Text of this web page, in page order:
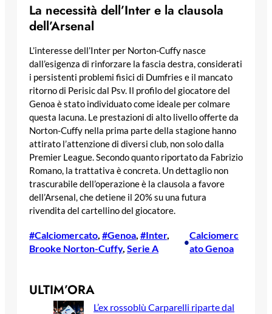
La necessità dell’Inter e la clausola
dell’Arsenal
L’interesse dell’Inter per Norton-Cuffy nasce
dall’esigenza di rinforzare la fascia destra, considerati
i persistenti problemi fisici di Dumfries e il mancato
ritorno di Perisic dal Psv. Il profilo del giocatore del
Genoa è stato individuato come ideale per colmare
questa lacuna. Le prestazioni di alto livello offerte da
Norton-Cuffy nella prima parte della stagione hanno
attirato l’attenzione di diversi club, non solo dalla
Premier League. Secondo quanto riportato da Fabrizio
Romano, la trattativa è concreta. Un dettaglio non
trascurabile dell’operazione è la clausola a favore
dell’Arsenal, che detiene il 20% su una futura
rivendita del cartellino del giocatore.
#Calciomercato, #Genoa, #Inter
Brooke Norton-Cuffy, Serie A
•
Calciomerc
ato Genoa
ULTIM’ORA
L’ex rossoblù Carparelli riparte dal